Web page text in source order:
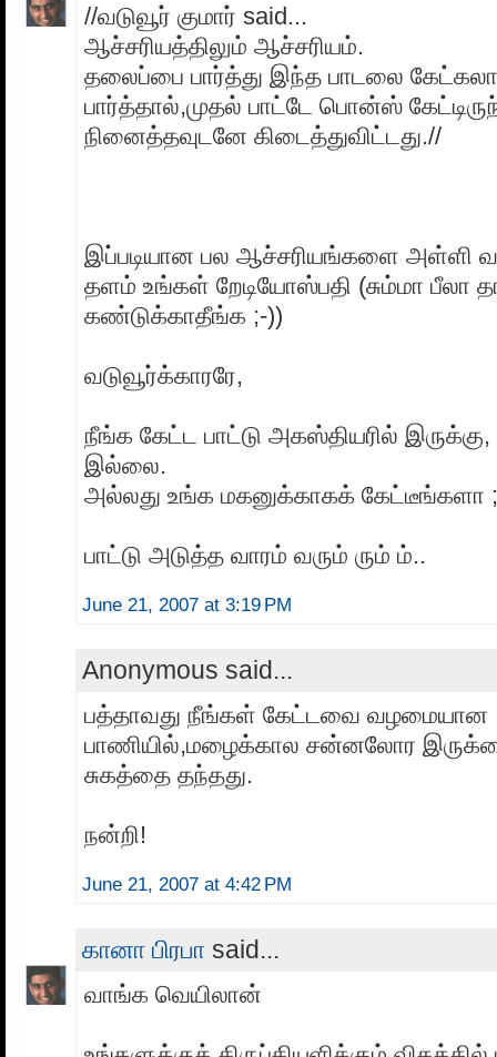
//வடுவூர் குமார் said...
ஆச்சரியத்திலும் ஆச்சரியம்.
தலைப்பை பார்த்து இந்த பாடலை
பார்த்தால்,முதல் பாட்டே பொன்ஸ்
நினைத்தவுடனே கிடைத்துவிட்டது.//
இப்படியான பல ஆச்சரியங்களை அள்ளி
தளம் உங்கள் றேடியோஸ்பதி (சும்மா பீலா
கண்டுக்காதீங்க ;-))
வடுவூர்க்காரரே,
நீங்க கேட்ட பாட்டு அகஸ்தியரில்
இல்லை.
அல்லது உங்க மகனுக்காகக் கேட்டீங்களா
பாட்டு அடுத்த வாரம் வரும் ரும் ம்..
June 21, 2007 at 3:19 PM
Anonymous said...
பத்தாவது நீங்கள் கேட்டவை வழமையான
பாணியில்,மழைக்கால சன்னலோர
சுகத்தை தந்தது.
நன்றி!
June 21, 2007 at 4:42 PM
கானா பிரபா said...
வாங்க வெயிலான்